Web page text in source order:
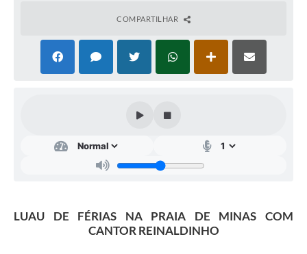
Telefones Úteis
Links e Sites
COMPARTILHAR
LUAU DE FÉRIAS NA PRAIA DE MINAS COM
CANTOR REINALDINHO